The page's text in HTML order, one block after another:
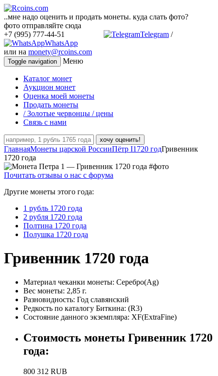
..мне надо оценить и продать монеты. куда слать фото?
фото отправляйте сюда
+7 (995) 777-44-51
Telegram /
WhatsApp
или на monety@rcoins.com
Toggle navigation Меню
Каталог монет
Аукцион монет
Оценка моей монеты
Продать монеты
/ Золотые червонцы / цены
Связь с нами
хочу оценить!
ГлавнаяМонеты царской РоссииПётр I1720 годГривенник
1720 года
Почитать отзывы о нас с форума
Другие монеты этого года:
1 рубль 1720 года
2 рубля 1720 года
Полтина 1720 года
Полушка 1720 года
Гривенник 1720 года
Материал чеканки монеты: Серебро(Ag)
Вес монеты: 2,85 г.
Разновидность: Год славянский
Редкость по каталогу Биткина: (R3)
Состояние данного экземпляра: XF(ExtraFine)
Стоимость монеты Гривенник 1720
года:
800 312 RUB